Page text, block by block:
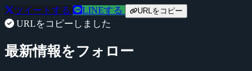
ツイートする LINEする URLをコピー
URLをコピーしました
最新情報をフォロー